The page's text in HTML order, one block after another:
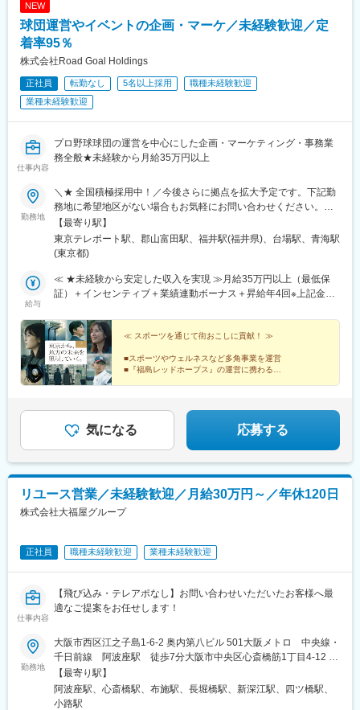
NEW
球団運営やイベントの企画・マーケ／未経験歓迎／定
着率95％
株式会社Road Goal Holdings
正社員 転勤なし 5名以上採用
職種未経験歓迎
業種未経験歓迎
仕事内容
プロ野球球団の運営を中心にした企画・マーケティング・事務業
務全般★未経験から月給35万円以上
勤務地
＼★ 全国積極採用中！／今後さらに拠点を拡大予定です。下記勤
務地に希望地区がない場合もお気軽にお問い合わせください。≪
希望に沿わない転勤なし ★ 東京を拠点に地方都市に貢献≫■東京
本社／東京都江東区青海1-1-20 ダイバーシティ東京 オフィスタワ
ー 12F■東北オフィス／福島県郡山市八山田3丁目22■北陸オフィ
【最寄り駅】
東京テレポート駅、郡山富田駅、福井駅(福井県)、台場駅、青海駅
(東京都)
給与
≪ ★未経験から安定した収入を実現 ≫月給35万円以上（最低保
証）＋インセンティブ＋業績連動ボーナス＋昇給年4回※上記金額
す。超過分は別途支給。※最大6ヶ月の試用期間あり（期間中は月
給32万円となります/45時間分の固定残業代7万8300円～を含む/
超過分は別途支給）。※経験や能力を考慮の上、金額を決定しま
す。
≪ スポーツを通じて街おこしに貢献！ ≫
■スポーツやウェルネスなど多角事業を運営
■『福島レッドホープス』の運営に携わる
気になる 応募する
リユース営業／未経験歓迎／月給30万円～／年休120日
株式会社大福屋グループ
正社員 職種未経験歓迎 業種未経験歓迎
仕事内容
【飛び込み・テレアポなし】お問い合わせいただいたお客様へ最
適なご提案をお任せします！
勤務地
大阪市西区江之子島1-6-2 奥内第八ビル 501大阪メトロ 中央線・
千日前線 阿波座駅 徒歩7分大阪市中央区心斎橋筋1丁目4-12 心
斎橋日光ビル1F2号大阪メトロ 御堂筋線・四ツ橋線・長堀鶴見
緑地線 心斎橋駅 徒歩3分大阪メトロ 堺筋線・長堀鶴見緑地線
長堀橋駅 徒歩7分大阪府東大阪市長堂1丁目11-1近鉄奈良線・近鉄
【最寄り駅】
阿波座駅、心斎橋駅、布施駅、長堀橋駅、新深江駅、四ツ橋駅、
小路駅